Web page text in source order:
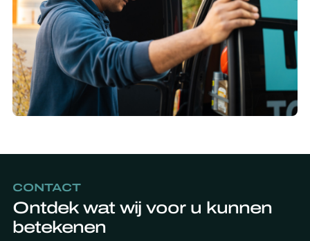
CONTACT
Ontdek wat wij voor u kunnen
betekenen